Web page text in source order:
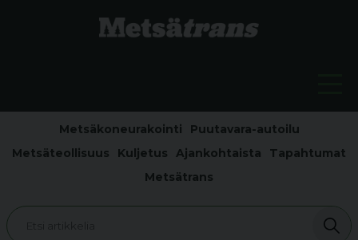
Metsäkoneurakointi
Puutavara-autoilu
Metsäteollisuus
Kuljetus Ajankohtaista
Tapahtumat
Metsätrans